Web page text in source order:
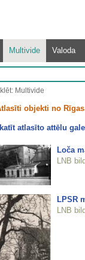
Multivide Valoda
Multivide
objekti no
atlasīto attēlu
Loča
LNB
LPSR
LNB